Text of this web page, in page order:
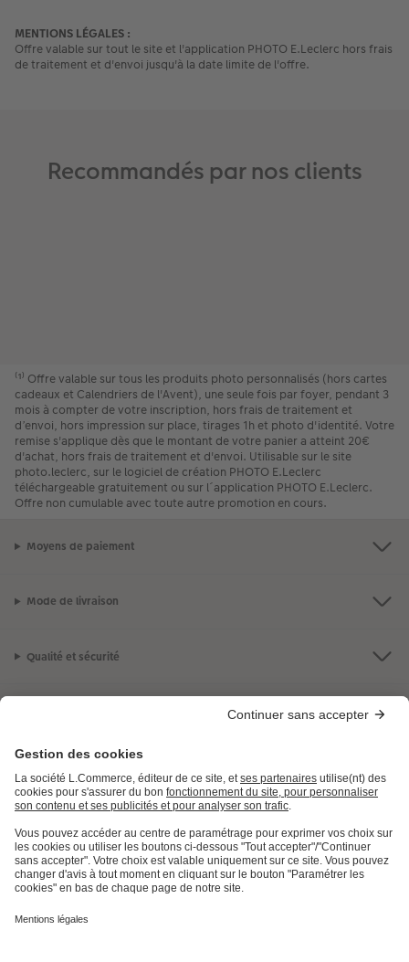
MENTIONS LÉGALES :
Offre valable sur tout le site et l'application PHOTO E.Leclerc hors frais
de traitement et d'envoi jusqu'à la date limite de l'offre.
Recommandés par nos clients
⁽¹⁾ Offre valable sur tous les produits photo personnalisés (hors cartes
cadeaux et Calendriers de l'Avent), une seule fois par foyer, pendant 3
mois à compter de votre inscription, hors frais de traitement et
d’envoi, hors impression sur place, tirages 1h et photo d'identité. Votre
remise s'applique dès que le montant de votre panier a atteint 20€
d'achat, hors frais de traitement et d'envoi. Utilisable sur le site
photo.leclerc, sur le logiciel de création PHOTO E.Leclerc
téléchargeable gratuitement ou sur l´application PHOTO E.Leclerc.
Offre non cumulable avec toute autre promotion en cours.
Moyens de paiement
Mode de livraison
Qualité et sécurité
AIDE ET INFORMATION